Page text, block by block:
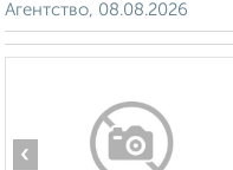
Агентство, 08.08.2026
‹